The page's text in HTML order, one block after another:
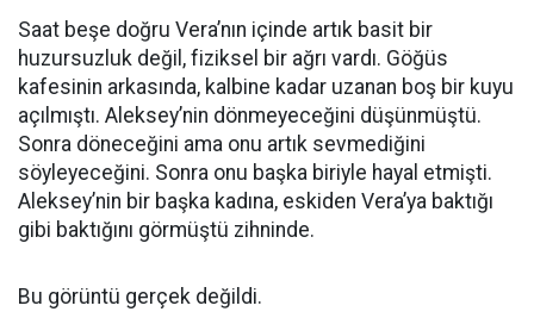
Saat beşe doğru Vera’nın içinde artık basit bir
huzursuzluk değil, fiziksel bir ağrı vardı. Göğüs
kafesinin arkasında, kalbine kadar uzanan boş bir kuyu
açılmıştı. Aleksey’nin dönmeyeceğini düşünmüştü.
Sonra döneceğini ama onu artık sevmediğini
söyleyeceğini. Sonra onu başka biriyle hayal etmişti.
Aleksey’nin bir başka kadına, eskiden Vera’ya baktığı
gibi baktığını görmüştü zihninde.
Bu görüntü gerçek değildi.